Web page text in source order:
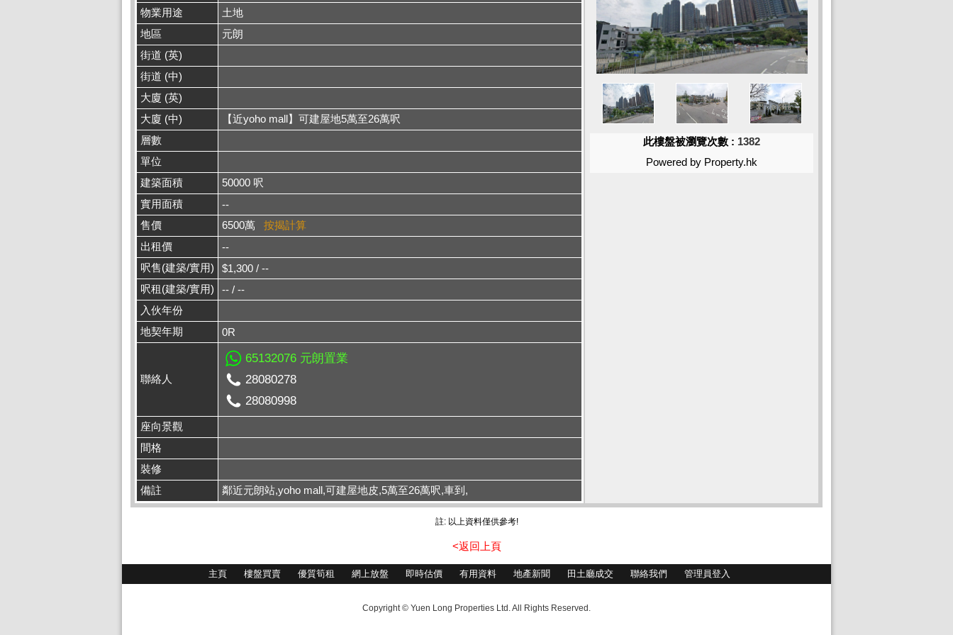
物業用途
土地
地區
元朗
街道 (英)
街道 (中)
大廈 (英)
大廈 (中)
【近yoho mall】可建屋地5萬至26萬呎
層數
單位
建築面積
50000 呎
實用面積
--
售價
6500萬 按揭計算
出租價
--
呎售(建築/實用)
$1,300 / --
呎租(建築/實用)
-- / --
入伙年份
地契年期
0R
聯絡人
65132076 元朗置業
28080278
28080998
座向景觀
間格
裝修
備註
鄰近元朗站,yoho mall,可建屋地皮,5萬至26萬呎,車到,
此樓盤被瀏覽次數 : 1382
Powered by Property.hk
註: 以上資料僅供參考!
<返回上頁
主頁 樓盤買賣 優質筍租 網上放盤 即時估價 有用資料 地產新聞 田土廳成交 聯絡我們 管理員登入
Copyright © Yuen Long Properties Ltd. All Rights Reserved.